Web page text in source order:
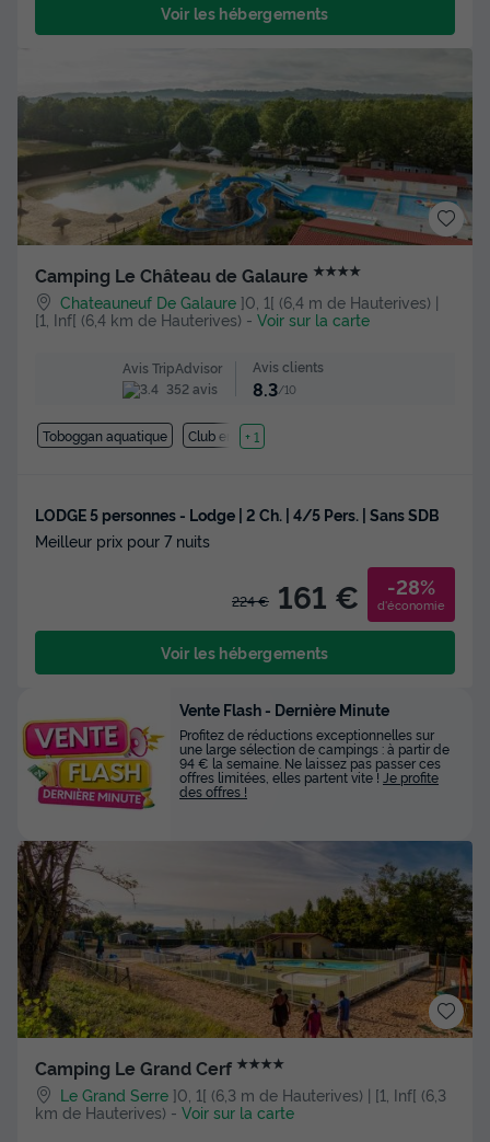
Voir les hébergements
Camping Le Château de Galaure ★★★★
Chateauneuf De Galaure ]0, 1[ (6,4 m de Hauterives) |
[1, Inf[ (6,4 km de Hauterives) - Voir sur la carte
Avis TripAdvisor
352 avis
Avis clients
8.3/10
Toboggan aquatique Club enfant
+ 1
LODGE 5 personnes - Lodge | 2 Ch. | 4/5 Pers. | Sans SDB
Meilleur prix pour 7 nuits
224 € 161 € -28%
d'économie
Voir les hébergements
Camping Le Grand Cerf ★★★★
Le Grand Serre ]0, 1[ (6,3 m de Hauterives) | [1, Inf[ (6,3
km de Hauterives) - Voir sur la carte
Vente Flash - Dernière Minute
Profitez de réductions exceptionnelles sur
une large sélection de campings : à partir de
94 € la semaine. Ne laissez pas passer ces
offres limitées, elles partent vite ! Je profite
des offres !